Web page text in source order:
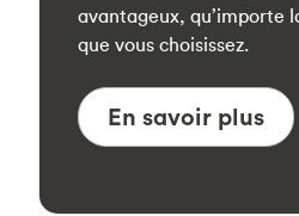
avantageux, qu’importe
que vous choisissez.
En savoir plus